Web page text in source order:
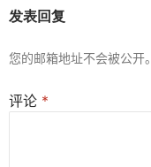
发表回复
您的邮箱地址不会被公开。
评论 *